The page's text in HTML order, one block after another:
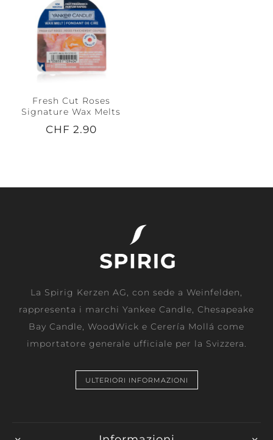
Fresh Cut Roses
Signature Wax Melts
CHF 2.90
La Spirig Kerzen AG, con sede a Weinfelden,
rappresenta i marchi Yankee Candle, Chesapeake
Bay Candle, WoodWick e Cerería Mollá come
importatore generale ufficiale per la Svizzera.
ULTERIORI INFORMAZIONI